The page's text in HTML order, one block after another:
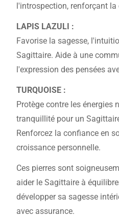
l'introspection, renforçant
LAPIS LAZULI :
Favorise la sagesse,
Sagittaire. Aide à une
l'expression des pensées
TURQUOISE :
Protège contre les énergies
tranquillité pour un
Renforcez la confiance en
croissance personnelle.
Ces pierres sont
aider le Sagittaire à
développer sa sagesse
avec assurance.